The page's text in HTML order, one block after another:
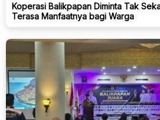
Koperasi Balikpapan Diminta Tak
Terasa Manfaatnya bagi Warga